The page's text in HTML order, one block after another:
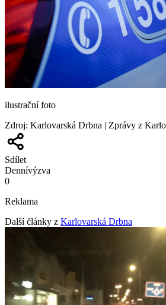
ilustrační foto
Zdroj: Karlovarská Drbna | Zprávy z
Sdílet
Dennívýzva
0
Reklama
Další články z Karlovarská Drbna